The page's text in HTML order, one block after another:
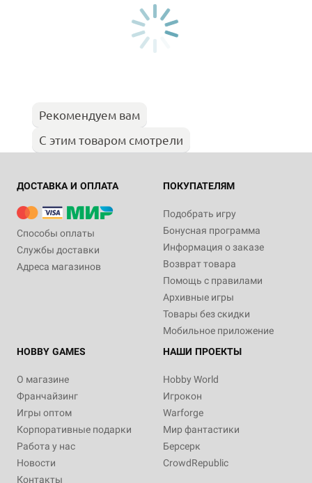
Рекомендуем вам
С этим товаром смотрели
ДОСТАВКА И ОПЛАТА
Способы оплаты
Службы доставки
Адреса магазинов
ПОКУПАТЕЛЯМ
Подобрать игру
Бонусная программа
Информация о заказе
Возврат товара
Помощь с правилами
Архивные игры
Товары без скидки
Мобильное приложение
HOBBY GAMES
О магазине
Франчайзинг
Игры оптом
Корпоративные подарки
Работа у нас
Новости
Контакты
НАШИ ПРОЕКТЫ
Hobby World
Игрокон
Warforge
Мир фантастики
Берсерк
CrowdRepublic